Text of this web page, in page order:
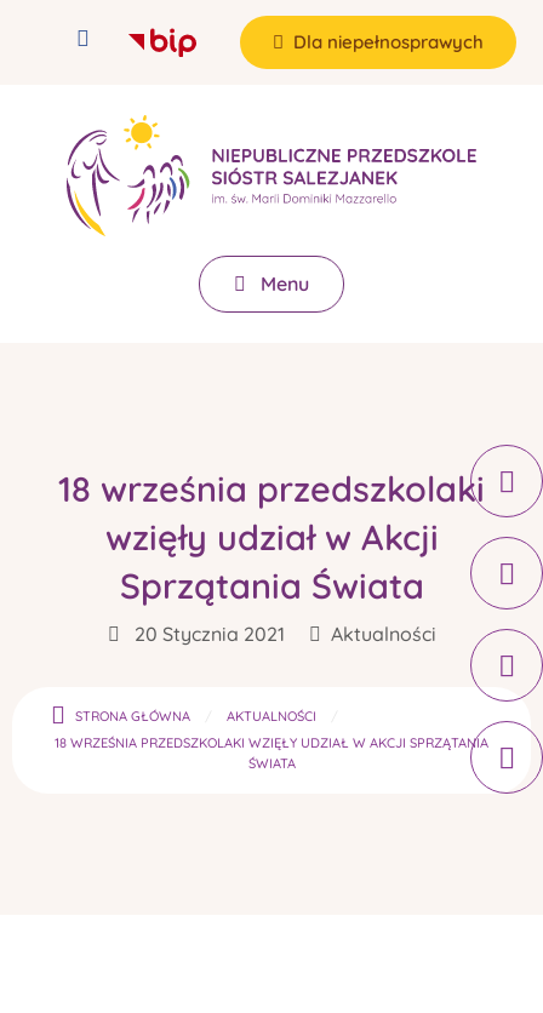
Dla niepełnosprawych
Menu
18 września przedszkolaki
wzięły udział w Akcji
Sprzątania Świata
20 Stycznia 2021 Aktualności
STRONA GŁÓWNA
AKTUALNOŚCI
18 WRZEŚNIA PRZEDSZKOLAKI WZIĘŁY UDZIAŁ W AKCJI SPRZĄTANIA
ŚWIATA